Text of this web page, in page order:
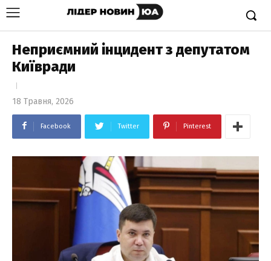
Неприємний інцидент з депутатом
Київради
18 Травня, 2026
Facebook Twitter Pinterest